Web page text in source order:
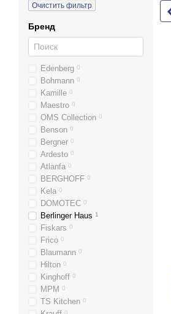
Очистить фильтр
Бренд
Edenberg 0
Bohmann 0
Kamille 0
Maestro 0
OMS Collection 0
Benson 0
Bergner 0
Ardesto 0
Atlanfa 0
BERGHOFF 0
Kela 0
DOMOTEC 0
Berlinger Haus 1
Fiskars 0
Frico 0
Blaumann 0
Hilton 0
Kinghoff 0
MPM 0
TS Kitchen 0
0